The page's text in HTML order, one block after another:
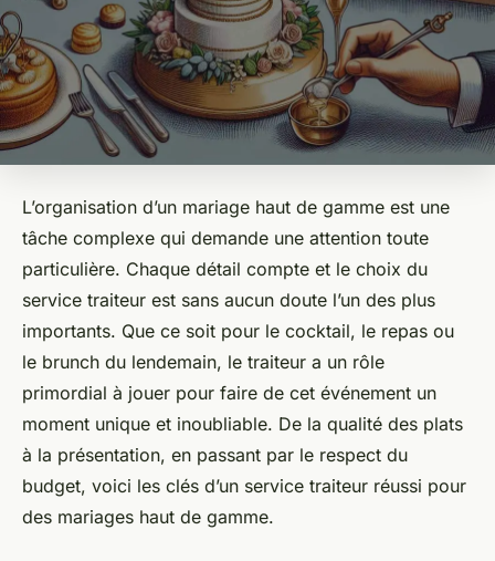
L’organisation d’un mariage haut de gamme est une
tâche complexe qui demande une attention toute
particulière. Chaque détail compte et le choix du
service traiteur est sans aucun doute l’un des plus
importants. Que ce soit pour le cocktail, le repas ou
le brunch du lendemain, le traiteur a un rôle
primordial à jouer pour faire de cet événement un
moment unique et inoubliable. De la qualité des plats
à la présentation, en passant par le respect du
budget, voici les clés d’un service traiteur réussi pour
des mariages haut de gamme.